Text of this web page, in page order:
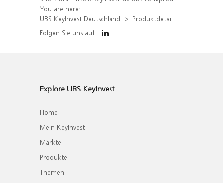
You are here:
UBS KeyInvest Deutschland
Produktdetail
Folgen Sie uns auf
Explore UBS KeyInvest
Home
Mein KeyInvest
Märkte
Produkte
Themen